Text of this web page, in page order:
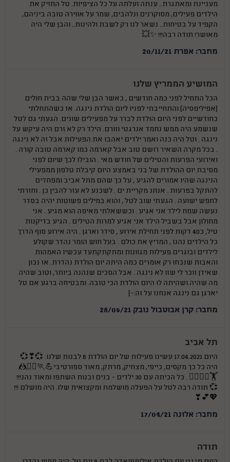
מעניינת ומאתגרת.. ענתה ועלתה על כל הציפיות. טל החזיק את
הילדים פעילים, מסוקרנים ונלהבים, שמר על אווירה טובה ביניהם,
הקפיד על בטיחות.. נשאר לנו רק לשבת ולהינות.. והבן שלי היה
מאושר! תודה רבה!!! ✨💥
מחבר: אפרת 20/11/21
המושיע הממריץ שלנו
הכל התחיל לפני כמה חודשים , כאשר הבן שלי שהה בבית חולים
(אפיליפסיה] והתחייבתי לפניו ליום הולדת נינגה. אז כשהתחלתי
כחודשיים לפני היום הולדת לברר על מפעילים שונים. הגעתי גם לטל
שנשמע היה ממש נחמד אנרגטי וזורם. הילד רק לא זרם היה עיקש על
נינגה . וטל היה כנה ואמר ילדים יאהבו את הפעילות אבל זה לא נינגה
. בכל מקרה השאיר רושם טוב אבל קארמה כמו קארמה טובה קורה .
ואירועי הפרעות והטילים של חודש מאי . הובילו לכך שיום לפני
מסיבת יום ההולדת של בני באמצע היום קיבלת טלפון ממפעילי
הנינגה שהיו אמורים להגיע , על כך שהם מתל אביב ומפחדים
להתקל בפרעות . אנחנ מקריית ים . לשכנע לא עזר להבין כן . וחזרתי
לחפש ישועה . הגעתי שוב לטל , והוא במילים פשוטות יהיה בסדר
נעשה שמח לילד אני אגיע . וכששאלתי מאיפה הוא מגיע . אני
מחולון אבל בשביל הילד אני אגיע למרות הטילים . הגיע בדיקנות
טיל, כ40 דקות לפני תחילת אירוע , סידר וארגן . היה אירוע סוף הדרך
כל הילדים נהנו , המריץ את כולם . בעל חוש הומר נהדר שקולע
לילדים ובוגרים.פעילות מגוונות ומתקתקתעד עכשיו האמהות
והאבות שנכחו רק אומרים כמה היתה יום הולדת נהדרת. אז נכון
שאידן זוכר לי שזו לא נינגה . אבל הסכים שנהנה ביותר, וטוב שהיה
מה שהיה.ושהיתה לו היום הולדת הכי טובה. ומבטיחה ברגע אם טל
יארגן גם נינגה אנחנו על זה:-)
מחבר: קרן אבוטבול נובק 28/05/21
תל אביב
היום 17.04.2021 עשינו פעילות של יום הולדת 8 לבנות שלנו. 💞❣💞
היה כל כך מקסים, כייפי, מצחיק, מרתק, מאוד ספורטיבי💪🏃🤼‍♀️🤼
🏋🤾‍♀️🤾‍♂️ . כל הכיתה עם 30 ילדים - בנים ובנות השתפו ומאוד נהנ!!!
💞 תודה רבה לטל על הפעלה מושלמת ומקצואית שלו. היה מושלם !!!
💖💕❣
מחבר: אלונה 17/04/21
תודה